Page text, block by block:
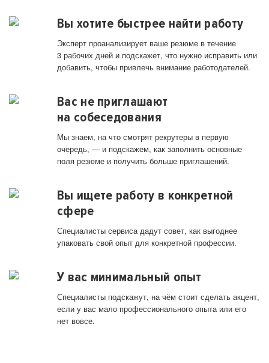
Вы хотите быстрее найти работу
Эксперт проанализирует ваше резюме в течение
3 рабочих дней и подскажет, что нужно исправить или
добавить, чтобы привлечь внимание работодателей.
Вас не приглашают
на собеседования
Мы знаем, на что смотрят рекрутеры в первую
очередь, — и подскажем, как заполнить основные
поля резюме и получить больше приглашений.
Вы ищете работу в конкретной
сфере
Специалисты сервиса дадут совет, как выгоднее
упаковать свой опыт для конкретной профессии.
У вас минимальный опыт
Специалисты подскажут, на чём стоит сделать акцент,
если у вас мало профессионального опыта или его
нет вовсе.